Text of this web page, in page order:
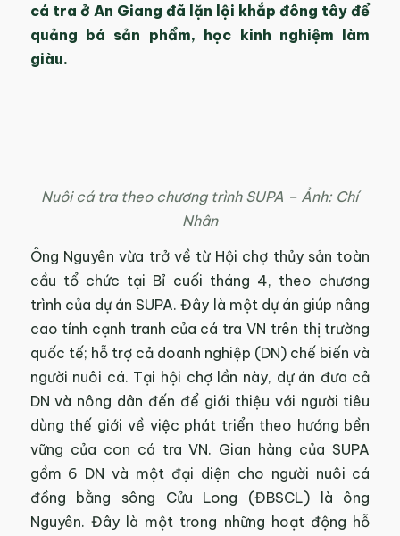
cá tra ở An Giang đã lặn lội khắp đông tây để
quảng bá sản phẩm, học kinh nghiệm làm
giàu.
Nuôi cá tra theo chương trình SUPA – Ảnh: Chí
Nhân
Ông Nguyên vừa trở về từ Hội chợ thủy sản toàn
cầu tổ chức tại Bỉ cuối tháng 4, theo chương
trình của dự án SUPA. Đây là một dự án giúp nâng
cao tính cạnh tranh của cá tra VN trên thị trường
quốc tế; hỗ trợ cả doanh nghiệp (DN) chế biến và
người nuôi cá. Tại hội chợ lần này, dự án đưa cả
DN và nông dân đến để giới thiệu với người tiêu
dùng thế giới về việc phát triển theo hướng bền
vững của con cá tra VN. Gian hàng của SUPA
gồm 6 DN và một đại diện cho người nuôi cá
đồng bằng sông Cửu Long (ĐBSCL) là ông
Nguyên. Đây là một trong những hoạt động hỗ